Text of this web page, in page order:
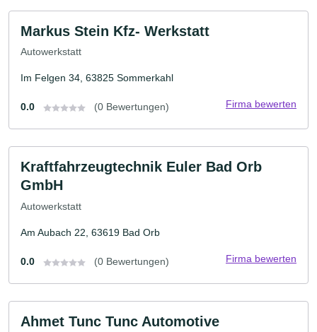
Markus Stein Kfz- Werkstatt
Autowerkstatt
Im Felgen 34, 63825 Sommerkahl
0.0 (0 Bewertungen) Firma bewerten
Kraftfahrzeugtechnik Euler Bad Orb
GmbH
Autowerkstatt
Am Aubach 22, 63619 Bad Orb
0.0 (0 Bewertungen) Firma bewerten
Ahmet Tunc Tunc Automotive